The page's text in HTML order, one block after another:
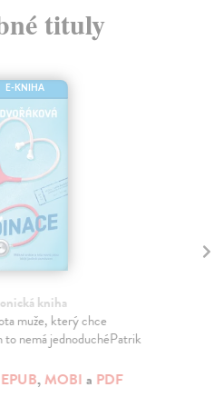
tituly
E-KNIHA
kniha
muže, který chce
to nemá jednoduchéPatrik
EPUB,MOBI a PDF